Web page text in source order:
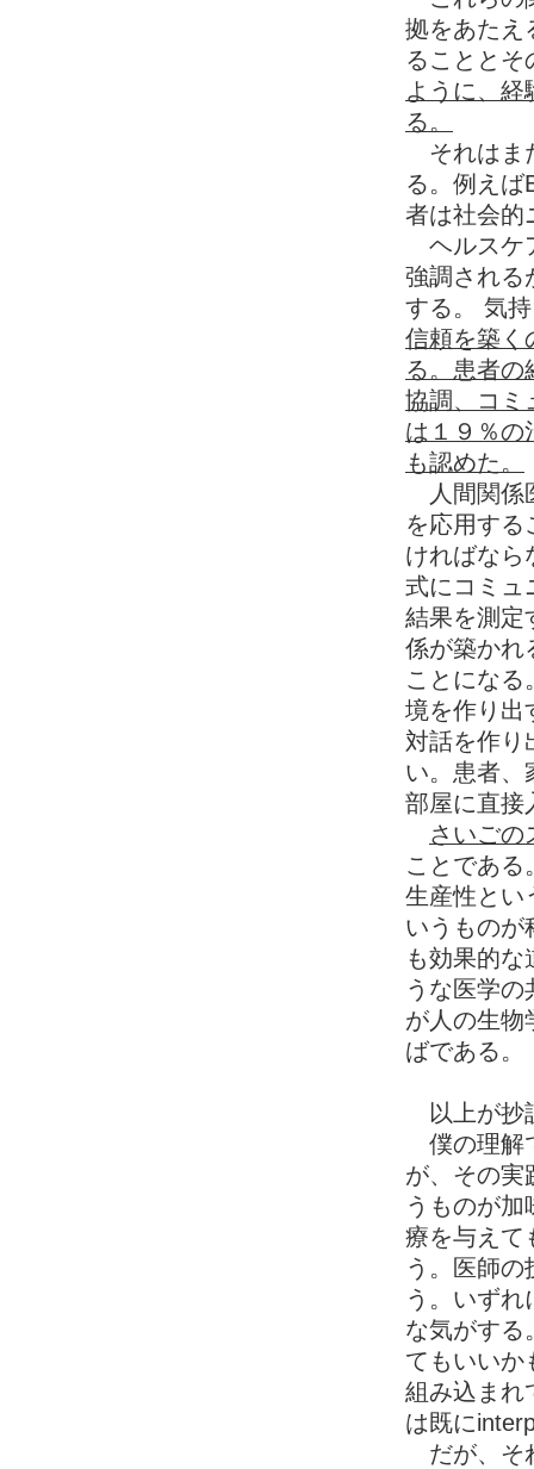
拠をあたえ
ることとそ
ように、経
る。
それはま
る。例え
者は社会的
ヘルスケ
強調される
する。 気
信頼を築く
る。患者の
協調、コミ
は１９％の
も認めた。
人間関係
を応用する
ければなら
式にコミュ
結果を測定
係が築かれ
ことになる
境を作り出
対話を作り
い。患者、
部屋に直接
さいごの
ことである
生産性とい
いうものが
も効果的
うな医学
が人の生物
ばである。
以上が抄
僕の理解
が、その実
うものが
療を与えて
う。医師
う。いず
な気がする
てもいいか
組み込まれ
は既に
だが、そ